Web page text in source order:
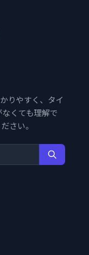
りやすく、タイ
くても理解で
さい。